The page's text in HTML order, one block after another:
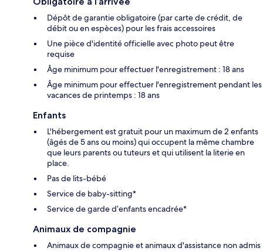
Dépôt de garantie obligatoire (par carte de crédit, de
débit ou en espèces) pour les frais accessoires
Une pièce d'identité officielle avec photo peut être
requise
Âge minimum pour effectuer l'enregistrement : 18 ans
Âge minimum pour effectuer l'enregistrement pendant les
vacances de printemps : 18 ans
Enfants
L'hébergement est gratuit pour un maximum de 2 enfants
(âgés de 5 ans ou moins) qui occupent la même chambre
que leurs parents ou tuteurs et qui utilisent la literie en
place.
Pas de lits-bébé
Service de baby-sitting*
Service de garde d’enfants encadrée*
Animaux de compagnie
Animaux de compagnie et animaux d'assistance non admis